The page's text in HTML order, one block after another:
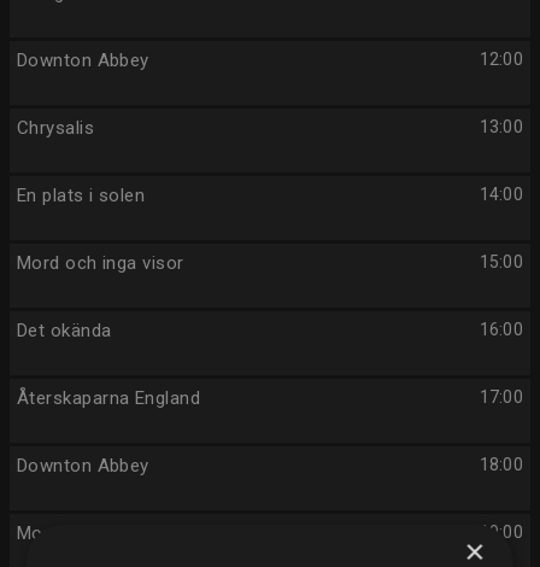
12:00
Downton Abbey
13:00
Chrysalis
14:00
En plats i solen
15:00
Mord och inga visor
16:00
Det okända
17:00
Återskaparna England
18:00
Downton Abbey
19:00
Mord och inga visor ×